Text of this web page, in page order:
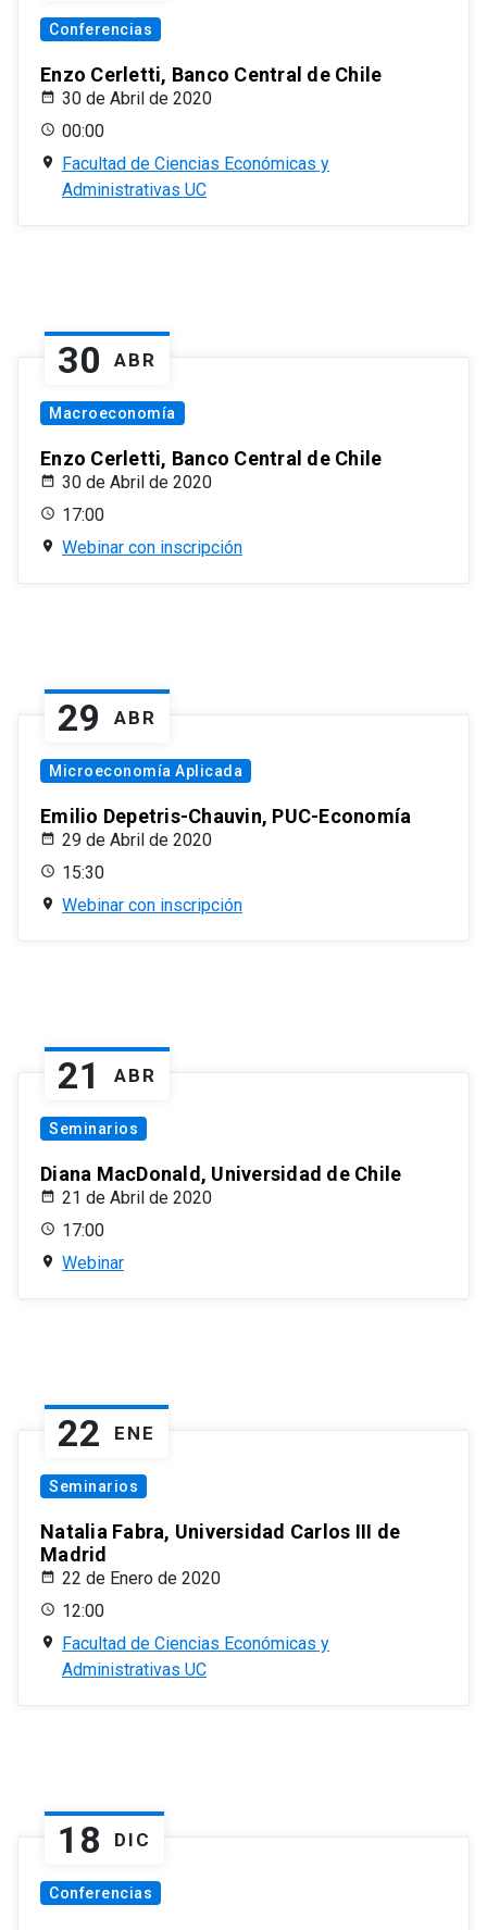
Conferencias
Enzo Cerletti, Banco Central de Chile
30 de Abril de 2020
00:00
Facultad de Ciencias Económicas y
Administrativas UC
30 ABR
Macroeconomía
Enzo Cerletti, Banco Central de Chile
30 de Abril de 2020
17:00
Webinar con inscripción
29 ABR
Microeconomía Aplicada
Emilio Depetris-Chauvin, PUC-Economía
29 de Abril de 2020
15:30
Webinar con inscripción
21 ABR
Seminarios
Diana MacDonald, Universidad de Chile
21 de Abril de 2020
17:00
Webinar
22 ENE
Seminarios
Natalia Fabra, Universidad Carlos III de
Madrid
22 de Enero de 2020
12:00
Facultad de Ciencias Económicas y
Administrativas UC
18 DIC
Conferencias